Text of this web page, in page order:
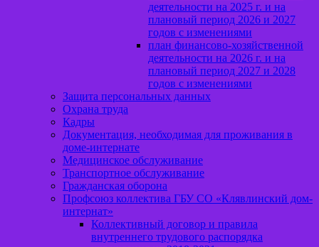
деятельности на 2025 г. и на
плановый период 2026 и 2027
годов с изменениями
план финансово-хозяйственной
деятельности на 2026 г. и на
плановый период 2027 и 2028
годов с изменениями
Защита персональных данных
Охрана труда
Кадры
Документация, необходимая для проживания в
доме-интернате
Медицинское обслуживание
Транспортное обслуживание
Гражданская оборона
Профсоюз коллектива ГБУ СО «Клявлинский дом-
интернат»
Коллективный договор и правила
внутреннего трудового распорядка